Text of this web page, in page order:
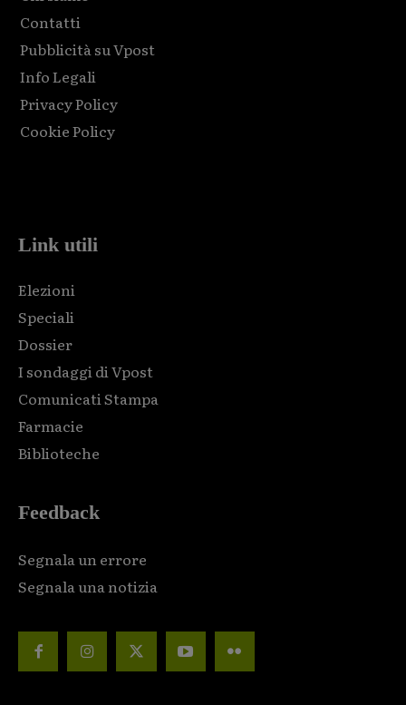
Contatti
Pubblicità su Vpost
Info Legali
Privacy Policy
Cookie Policy
Link utili
Elezioni
Speciali
Dossier
I sondaggi di Vpost
Comunicati Stampa
Farmacie
Biblioteche
Feedback
Segnala un errore
Segnala una notizia